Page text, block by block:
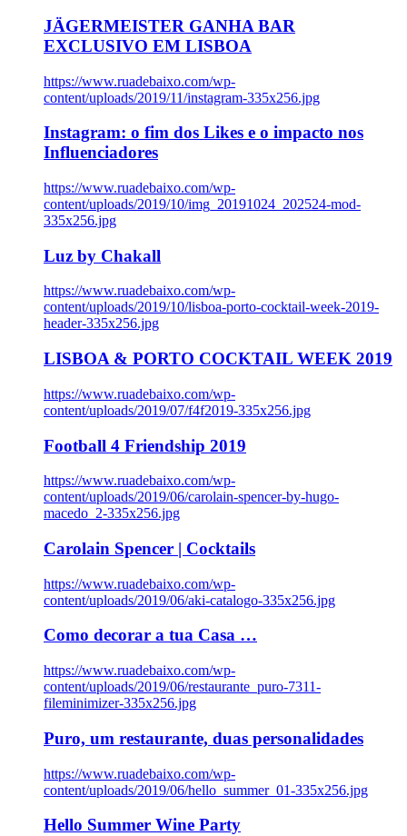
JÄGERMEISTER GANHA BAR
EXCLUSIVO EM LISBOA
https://www.ruadebaixo.com/wp-
content/uploads/2019/11/instagram-335x256.jpg
Instagram: o fim dos Likes e o impacto nos
Influenciadores
https://www.ruadebaixo.com/wp-
content/uploads/2019/10/img_20191024_202524-mod-
335x256.jpg
Luz by Chakall
https://www.ruadebaixo.com/wp-
content/uploads/2019/10/lisboa-porto-cocktail-week-2019-
header-335x256.jpg
LISBOA & PORTO COCKTAIL WEEK 2019
https://www.ruadebaixo.com/wp-
content/uploads/2019/07/f4f2019-335x256.jpg
Football 4 Friendship 2019
https://www.ruadebaixo.com/wp-
content/uploads/2019/06/carolain-spencer-by-hugo-
macedo_2-335x256.jpg
Carolain Spencer | Cocktails
https://www.ruadebaixo.com/wp-
content/uploads/2019/06/aki-catalogo-335x256.jpg
Como decorar a tua Casa …
https://www.ruadebaixo.com/wp-
content/uploads/2019/06/restaurante_puro-7311-
fileminimizer-335x256.jpg
Puro, um restaurante, duas personalidades
https://www.ruadebaixo.com/wp-
content/uploads/2019/06/hello_summer_01-335x256.jpg
Hello Summer Wine Party